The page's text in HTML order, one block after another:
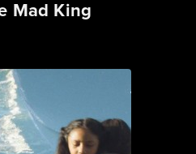
Mad King